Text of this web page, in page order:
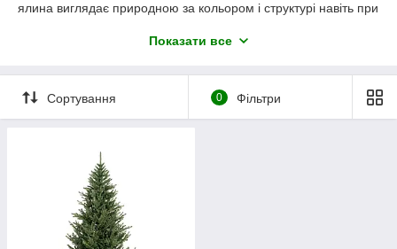
ялина виглядає природною за кольором і структурі навіть при
«ростуть» з високого стовбура, вінчає який прямий довгий
надзвичайно м'які і міцні, здатні витримати будь-які іграшки та
гірлянди. Виріб не видає неприємних запахів. Ялина
«Віденська» буде прекрасною покупкою до Нового року, а
Показати все
Сортування 0 Фільтри